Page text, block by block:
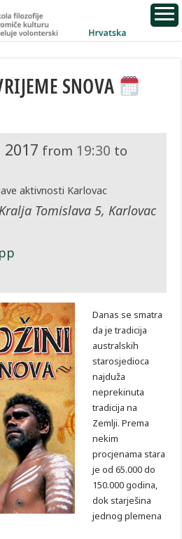
SNOVA
from 19:30 to
aktivnosti Karlovac
Tomislava 5, Karlovac
Danas se smatra
da je tradicija
australskih
starosjedioca
najduža
neprekinuta
tradicija na
Zemlji. Prema
nekim
procjenama stara
je od 65.000 do
150.000 godina,
dok starješina
jednog plemena